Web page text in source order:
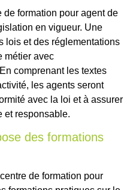
formation pour agent de
en vigueur. Une
lois et des réglementations
métier avec
comprenant les textes
les agents seront
avec la loi et à assurer
et responsable.
des formations
de formation pour